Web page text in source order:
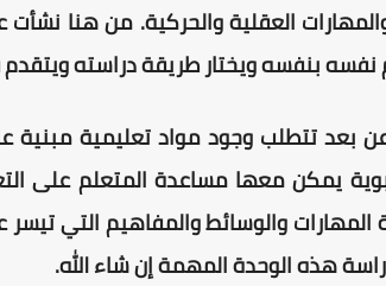
العقلية والحركية. من هنا نشأت
بنفسه ويختار طريقة دراسته ويتقدم
بعد تتطلب وجود مواد تعليمية مبنية
يمكن معها مساعدة المتعلم على
والوسائط والمفاهيم التي تيسر
هذه الوحدة المهمة إن شاء الله.